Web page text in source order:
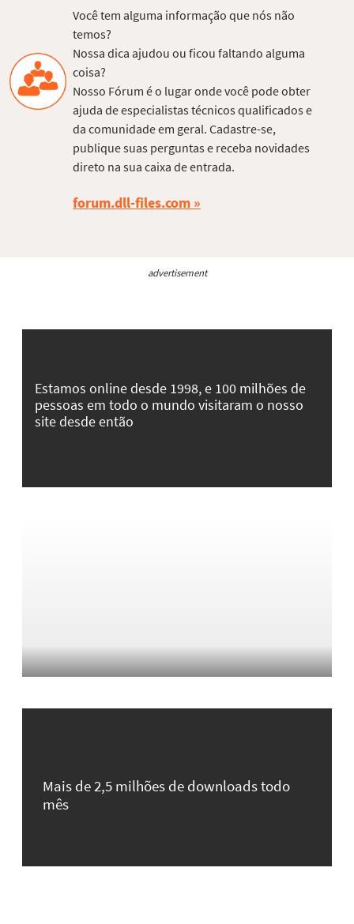
Você tem alguma informação que nós não
temos?
Nossa dica ajudou ou ficou faltando alguma
coisa?
Nosso Fórum é o lugar onde você pode obter
ajuda de especialistas técnicos qualificados e
da comunidade em geral. Cadastre-se,
publique suas perguntas e receba novidades
direto na sua caixa de entrada.
forum.dll-files.com
advertisement
Estamos online desde 1998, e 100 milhões de
pessoas em todo o mundo visitaram o nosso
site desde então
Mais de 2,5 milhões de downloads todo
mês